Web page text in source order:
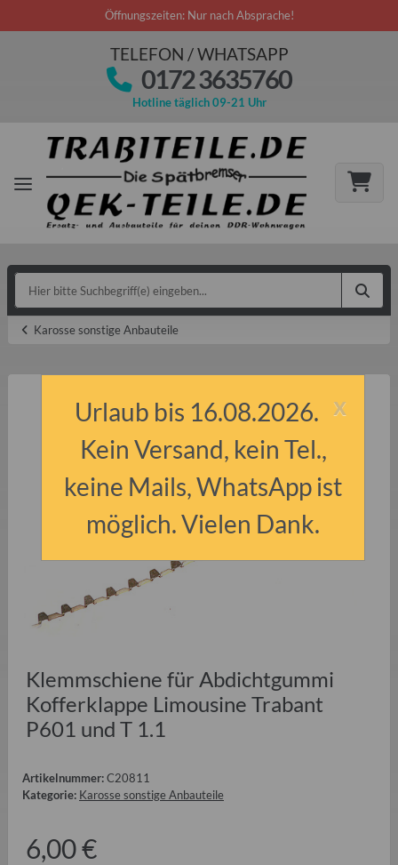
Öffnungszeiten: Nur nach Absprache!
TELEFON / WHATSAPP
0172 3635760
Hotline täglich 09-21 Uhr
Karosse sonstige Anbauteile
Klemmschiene für Abdichtgummi
Kofferklappe Limousine Trabant
P601 und T 1.1
Artikelnummer:C20811
Kategorie: Karosse sonstige Anbauteile
6,00 €
x
Urlaub bis 16.08.2026.
Kein Versand, kein Tel.,
keine Mails, WhatsApp ist
möglich. Vielen Dank.